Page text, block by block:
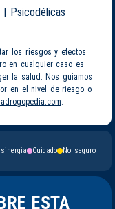
| Psicodélicas
los riesgos y efectos
en cualquier caso es
la salud. Nos guiamos
en el nivel de riesgo o
.
Cuidado
No seguro
ESTA